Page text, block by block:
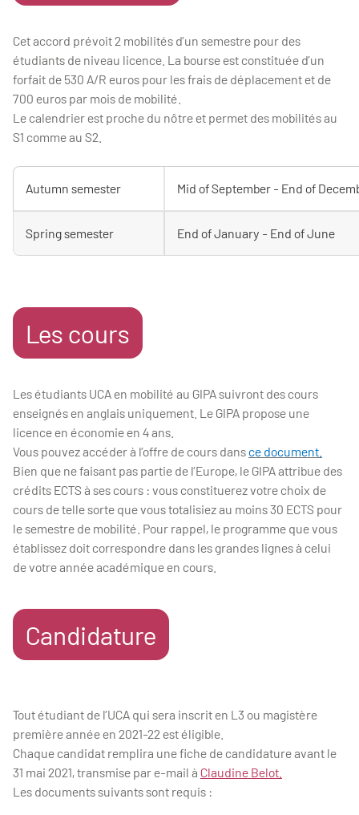
Cet accord prévoit 2 mobilités d’un semestre pour des
étudiants de niveau licence. La bourse est constituée d’un
forfait de 530 A/R euros pour les frais de déplacement et de
700 euros par mois de mobilité.
Le calendrier est proche du nôtre et permet des mobilités au
S1 comme au S2.
Autumn semester Mid of September - End of
Spring semester End of January - End of June
Les cours
Les étudiants UCA en mobilité au GIPA suivront des cours
enseignés en anglais uniquement. Le GIPA propose une
licence en économie en 4 ans.
Vous pouvez accéder à l’offre de cours dansce document.
Bien que ne faisant pas partie de l’Europe, le GIPA attribue des
crédits ECTS à ses cours : vous constituerez votre choix de
cours de telle sorte que vous totalisiez au moins 30 ECTS pour
le semestre de mobilité. Pour rappel, le programme que vous
établissez doit correspondre dans les grandes lignes à celui
de votre année académique en cours.
Candidature
Tout étudiant de l’UCA qui sera inscrit en L3 ou magistère
première année en 2021-22 est éligible.
Chaque candidat remplira une fiche de candidature avant le
31 mai 2021, transmise par e-mail à Claudine Belot.
Les documents suivants sont requis :